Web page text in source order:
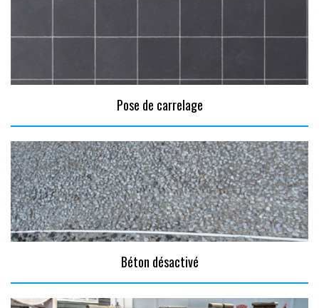
Pose de carrelage
Béton désactivé